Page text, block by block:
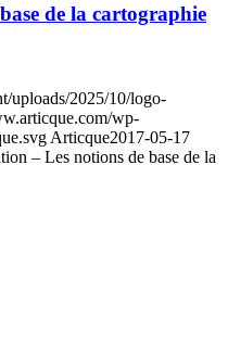
de la cartographie
uploads/2025/10/logo-
wp-
Articque2017-05-17
– Les notions de base de la